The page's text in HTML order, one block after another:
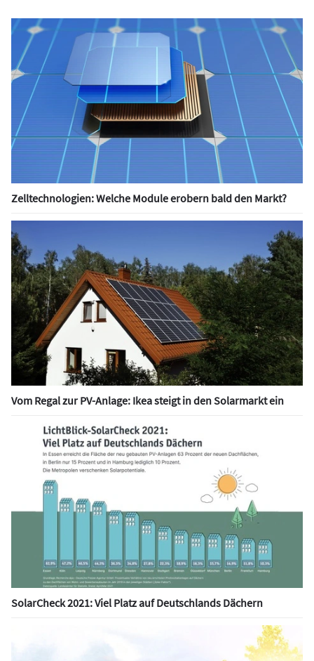
Zelltechnologien: Welche Module erobern bald den Markt?
Vom Regal zur PV-Anlage: Ikea steigt in den Solarmarkt ein
SolarCheck 2021: Viel Platz auf Deutschlands Dächern